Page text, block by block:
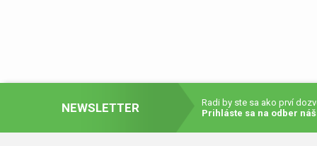
NEWSLETTER
Radi by ste sa ako prví
Prihláste sa na odber